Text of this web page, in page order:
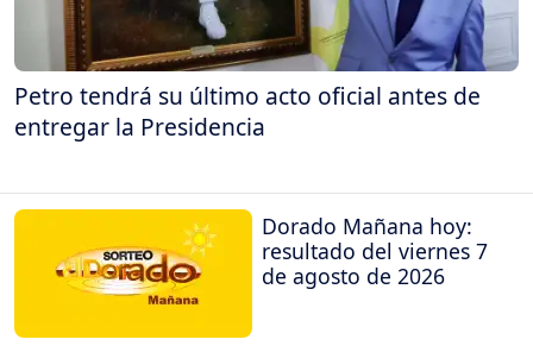
Petro tendrá su último acto oficial antes de
entregar la Presidencia
Dorado Mañana hoy:
resultado del viernes 7
de agosto de 2026